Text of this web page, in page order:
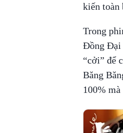
kiến toàn
Trong
Đồng Đại
“cởi” để
Băng
100%